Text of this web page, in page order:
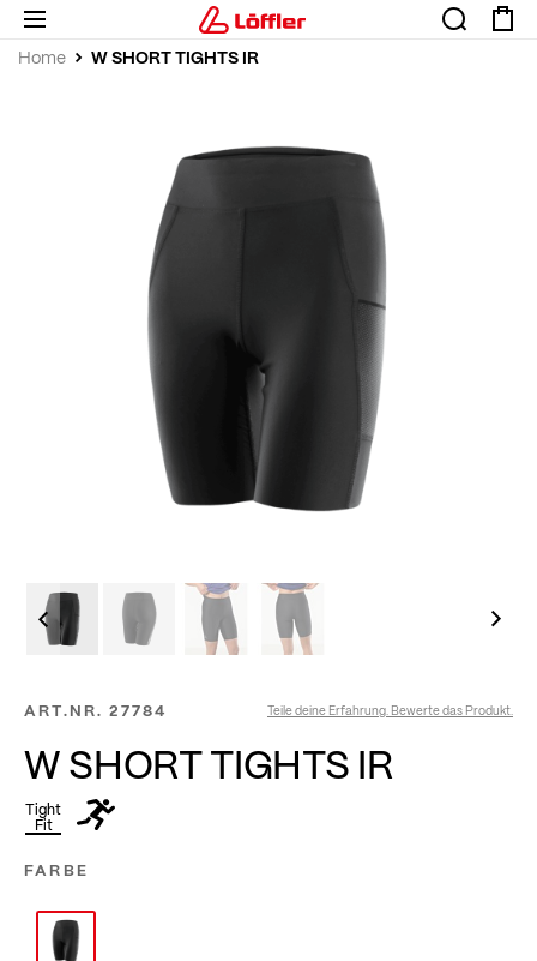
Home W SHORT TIGHTS IR
ART.NR. 27784 Teile deine Erfahrung. Bewerte das Produkt.
W SHORT TIGHTS IR
Tight
Fit
FARBE